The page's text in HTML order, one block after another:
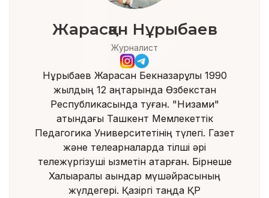
Жарасқан Нұрыбаев
Журналист
Нұрыбаев Жарасқан Бекназарұлы 1990
жылдың 12 қаңтарында Өзбекстан
Республикасында туған. "Низами"
атындағы Ташкент Мемлекеттік
Педагогика Университетінің түлегі. Газет
және телеарналарда тілші әрі
тележүргізуші қызметін атқарған. Бірнеше
Халықаралық ақындар мүшәйрасының
жүлдегері. Қазіргі таңда ҚР